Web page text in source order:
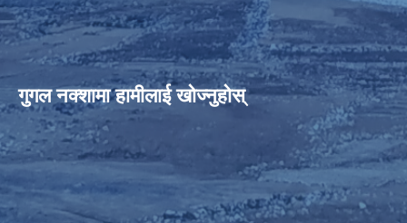
गुगल नक्शामा हामीलाई खोज्नुहोस्